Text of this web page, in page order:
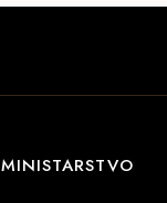
MINISTARSTVO